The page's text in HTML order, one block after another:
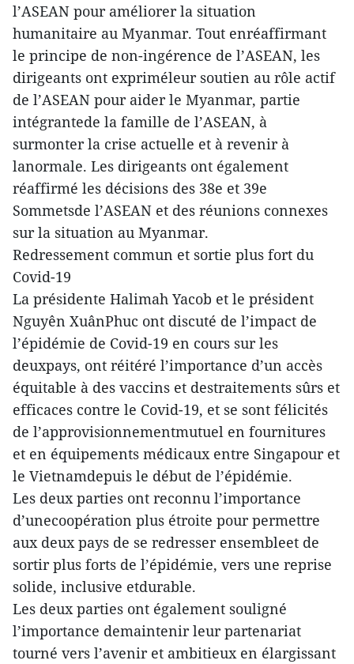
l’ASEAN pour améliorer la situation
humanitaire au Myanmar. Tout enréaffirmant
le principe de non-ingérence de l’ASEAN, les
dirigeants ont expriméleur soutien au rôle actif
de l’ASEAN pour aider le Myanmar, partie
intégrantede la famille de l’ASEAN, à
surmonter la crise actuelle et à revenir à
lanormale. Les dirigeants ont également
réaffirmé les décisions des 38e et 39e
Sommetsde l’ASEAN et des réunions connexes
sur la situation au Myanmar.
Redressement commun et sortie plus fort du
Covid-19
La présidente Halimah Yacob et le président
Nguyên XuânPhuc ont discuté de l’impact de
l’épidémie de Covid-19 en cours sur les
deuxpays, ont réitéré l’importance d’un accès
équitable à des vaccins et destraitements sûrs et
efficaces contre le Covid-19, et se sont félicités
de l’approvisionnementmutuel en fournitures
et en équipements médicaux entre Singapour et
le Vietnamdepuis le début de l’épidémie.
Les deux parties ont reconnu l’importance
d’unecoopération plus étroite pour permettre
aux deux pays de se redresser ensembleet de
sortir plus forts de l’épidémie, vers une reprise
solide, inclusive etdurable.
Les deux parties ont également souligné
l’importance demaintenir leur partenariat
tourné vers l’avenir et ambitieux en élargissant